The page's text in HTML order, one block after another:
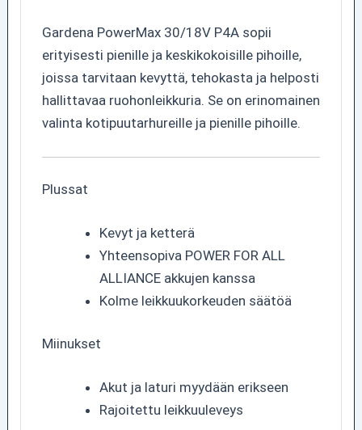
Gardena PowerMax 30/18V P4A sopii
erityisesti pienille ja keskikokoisille pihoille,
joissa tarvitaan kevyttä, tehokasta ja helposti
hallittavaa ruohonleikkuria. Se on erinomainen
valinta kotipuutarhureille ja pienille pihoille.
Plussat
Kevyt ja ketterä
Yhteensopiva POWER FOR ALL
ALLIANCE akkujen kanssa
Kolme leikkuukorkeuden säätöä
Miinukset
Akut ja laturi myydään erikseen
Rajoitettu leikkuuleveys